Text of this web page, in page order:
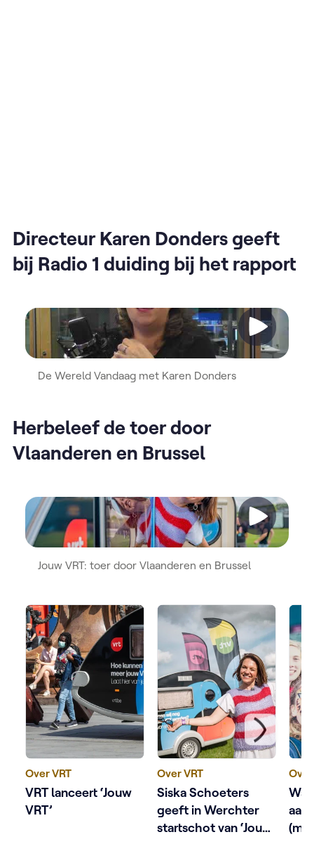
Directeur Karen Donders geeft
bij Radio 1 duiding bij het rapport
Video
De Wereld Vandaag met Karen Donders
Herbeleef de toer door
Vlaanderen en Brussel
Video
Jouw VRT: toer door Vlaanderen en Brussel
Over VRT
VRT lanceert ‘Jouw
VRT’
Over VRT
Siska Schoeters
geeft in Werchter
startschot van ‘Jouw
Over
aan